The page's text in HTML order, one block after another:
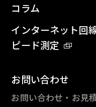
コラム
インターネット回
ピード測定
お問い合わせ
お問い合わせ・お見